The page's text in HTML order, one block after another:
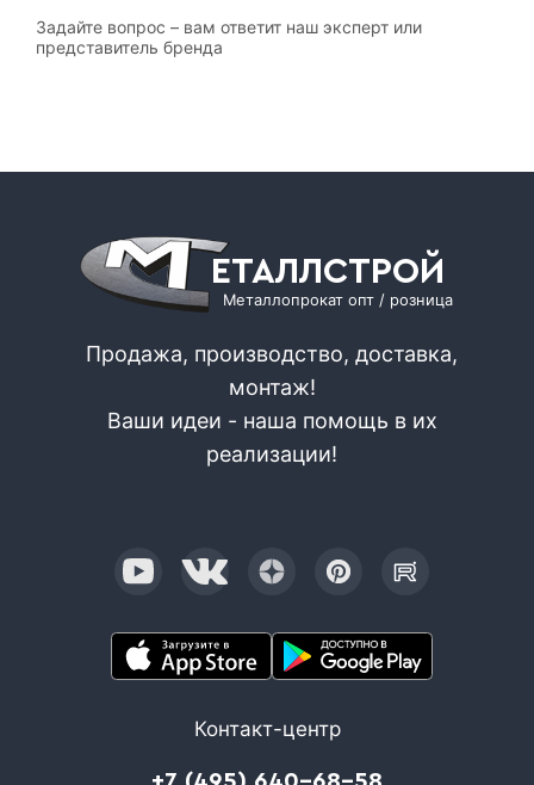
Задайте вопрос – вам ответит наш эксперт или
представитель бренда
ЕТАЛЛСТРОЙ
Металлопрокат опт / розница
Продажа, производство, доставка,
монтаж!
Ваши идеи - наша помощь в их
реализации!
Контакт-центр